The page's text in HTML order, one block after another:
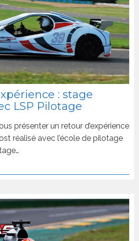
: stage
LSP Pilotage
présenter un retour d’expérience
réalisé avec l’école de pilotage